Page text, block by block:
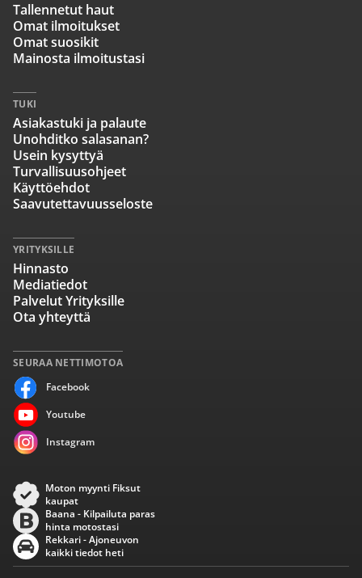
SEURAA NETTIMOTOA
Facebook
Youtube
Instagram
Tallennetut haut
Omat ilmoitukset
Omat suosikit
Mainosta ilmoitustasi
TUKI
Asiakastuki ja palaute
Unohditko salasanan?
Usein kysyttyä
Turvallisuusohjeet
Käyttöehdot
Saavutettavuusseloste
YRITYKSILLE
Hinnasto
Mediatiedot
Palvelut Yrityksille
Ota yhteyttä
Moton myynti Fiksut
kaupat
Baana - Kilpailuta paras
hinta motostasi
Rekkari - Ajoneuvon
kaikki tiedot heti